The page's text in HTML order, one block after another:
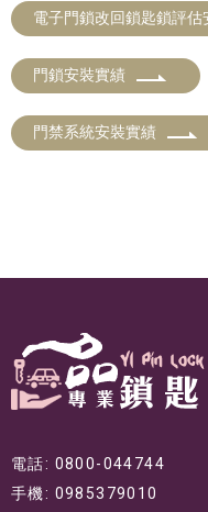
電子門鎖改回鎖匙鎖評估
門鎖安裝實績
門禁系統安裝實績
電話: 0800-044744
手機: 0985379010